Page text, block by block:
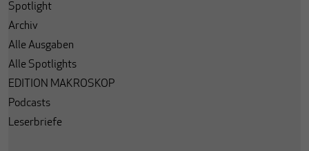
Spotlight
Archiv
Alle Ausgaben
Alle Spotlights
EDITION MAKROSKOP
Podcasts
Leserbriefe